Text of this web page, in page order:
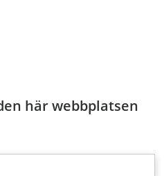
här webbplatsen